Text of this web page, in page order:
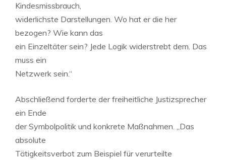
Kindesmissbrauch,
widerlichste Darstellungen. Wo hat er die her
bezogen? Wie kann das
ein Einzeltäter sein? Jede Logik widerstrebt dem. Das
muss ein
Netzwerk sein.“
Abschließend forderte der freiheitliche Justizsprecher
ein Ende
der Symbolpolitik und konkrete Maßnahmen. „Das
absolute
Tätigkeitsverbot zum Beispiel für verurteilte